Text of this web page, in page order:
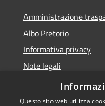
Amministrazione
Albo Pretorio
Informativa privacy
Note legali
Dichiarazione di
Questo sito web utilizza